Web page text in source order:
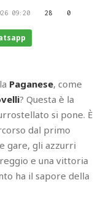
09:20 28 0
Paganese, come
? Questa è la
si pone. È
dal primo
gare, gli azzurri
e una vittoria
ha il sapore della